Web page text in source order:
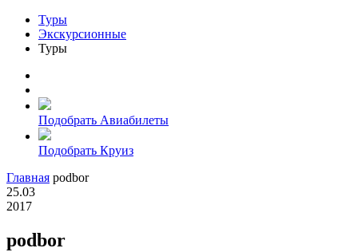
Туры
Экскурсионные
Туры
Подобрать Авиабилеты
Подобрать Круиз
Главная podbor
25.03
2017
podbor